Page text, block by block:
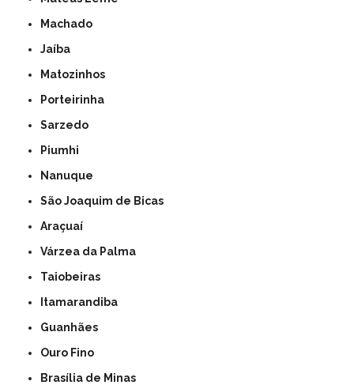
Machado
Jaíba
Matozinhos
Porteirinha
Sarzedo
Piumhi
Nanuque
São Joaquim de Bicas
Araçuaí
Várzea da Palma
Taiobeiras
Itamarandiba
Guanhães
Ouro Fino
Brasília de Minas